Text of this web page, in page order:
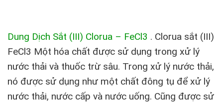
Dung Dịch Sắt (III) Clorua – FeCl3 . Clorua sắt (III)
FeCl3 Một hóa chất được sử dụng trong xử lý
nước thải và thuốc trừ sâu. Trong xử lý nước thải,
nó được sử dụng như một chất đông tụ để xử lý
nước thải, nước cấp và nước uống. Cũng được sử